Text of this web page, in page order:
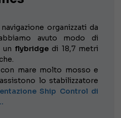
organizzati da
avuto modo di
un flybridgedi 18,7 metri
mare molto mosso e
lo stabilizzatore
Ship Control di